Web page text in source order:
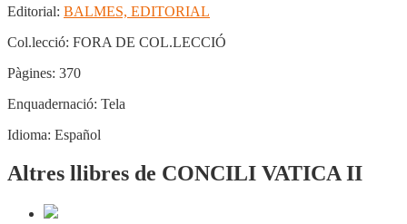
Editorial: BALMES, EDITORIAL
Col.lecció: FORA DE COL.LECCIÓ
Pàgines: 370
Enquadernació: Tela
Idioma: Español
Altres llibres de CONCILI VATICA II